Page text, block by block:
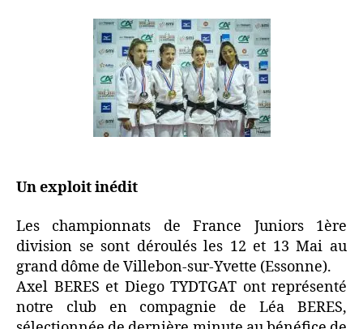
Un exploit inédit
Les championnats de France Juniors 1ère
division se sont déroulés les 12 et 13 Mai au
grand dôme de Villebon-sur-Yvette (Essonne).
Axel BERES et Diego TYDTGAT ont représenté
notre club en compagnie de Léa BERES,